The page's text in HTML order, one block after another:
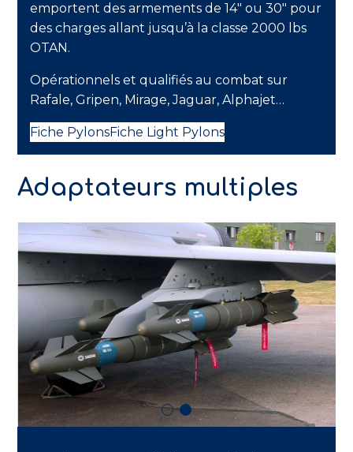
emportent des armements de 14″ ou 30″ pour
des charges allant jusqu’à la classe 2000 lbs
OTAN.
Opérationnels et qualifiés au combat sur
Rafale, Gripen, Mirage, Jaguar, Alphajet…
Fiche PylonsFiche Light Pylons
Adaptateurs multiples